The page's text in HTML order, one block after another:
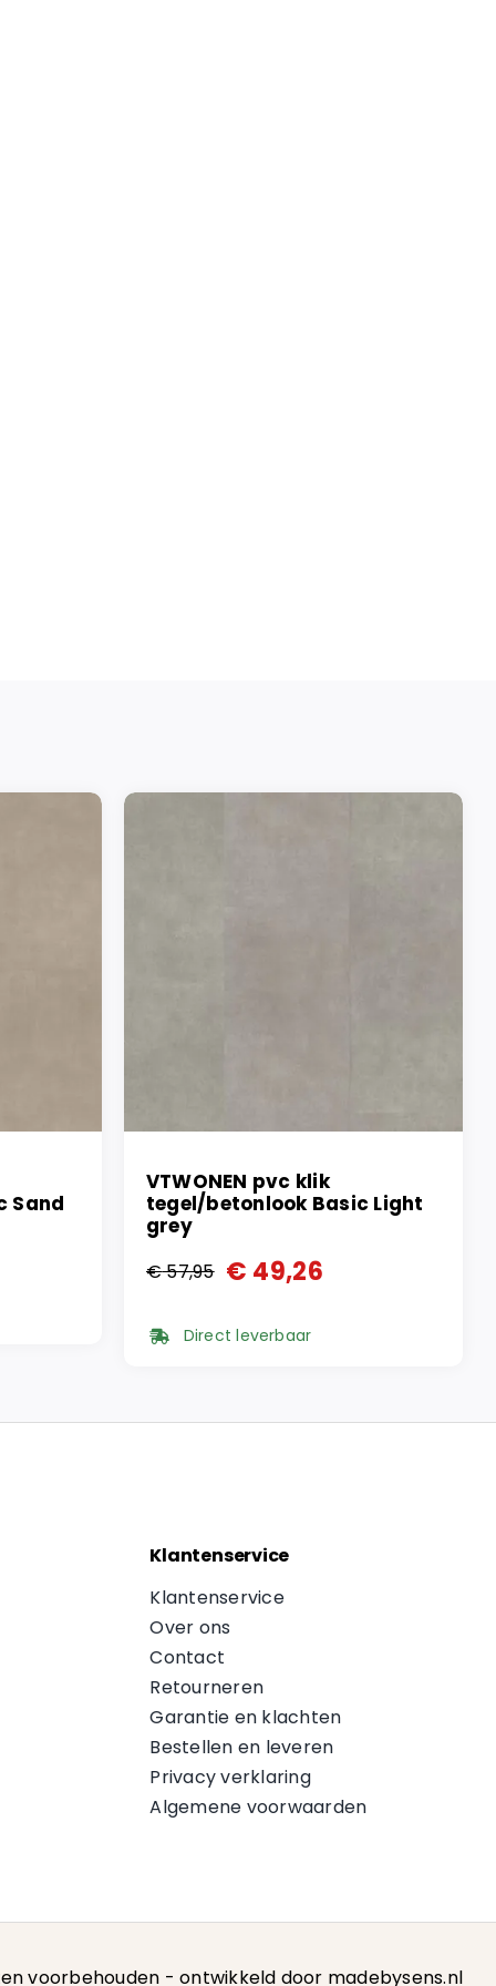
Sand
VTWONEN pvc klik
tegel/betonlook Basic Light
grey
€57,95
Oorspronkelijke
prijs
€ 49,26
Huidige
prijsDirect leverbaar
Klantenservice
Klantenservice
Over ons
Contact
Retourneren
Garantie en klachten
Bestellen en leveren
Privacy verklaring
Algemene voorwaarden
voorbehouden -ontwikkeld door madebysens.nl